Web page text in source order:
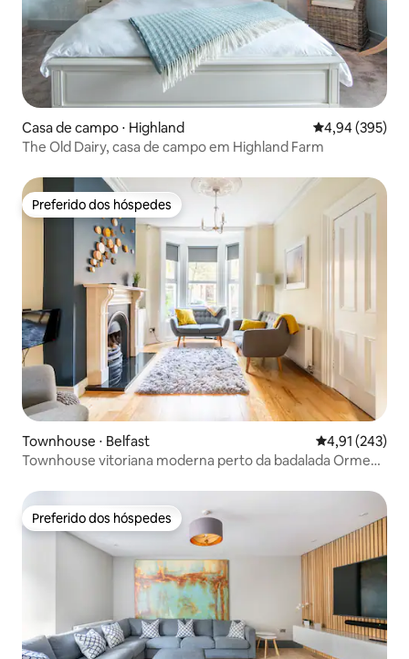
Casa de campo ⋅ Highland 4,94 de uma
4,94 (395)
The Old Dairy, casa de campo em Highland Farm
Preferido dos hóspedes
Preferido dos hóspedes
Townhouse ⋅ Belfast 4,91 de uma
4,91 (243)
Townhouse vitoriana moderna perto da badalada Ormeau
Preferido dos hóspedes
Preferido dos hóspedes